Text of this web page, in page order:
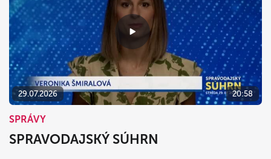
29.07.2026 20:58
SPRÁVY
SPRAVODAJSKÝ SÚHRN